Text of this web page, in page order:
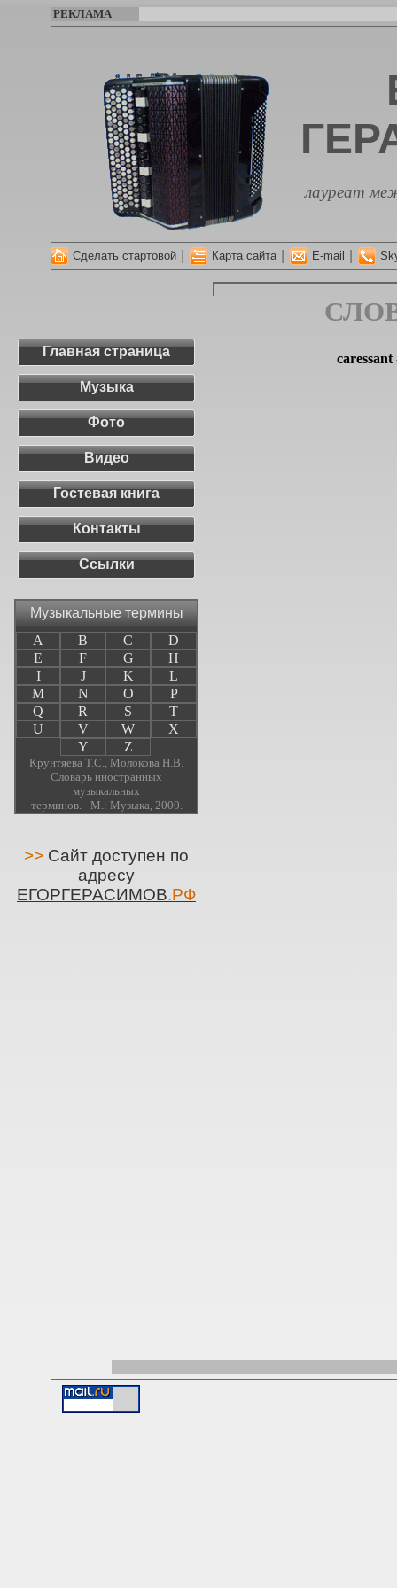
РЕКЛАМА
лауреат
Сделать стартовой Карта сайта E-mail
Главная страница
Музыка
Фото
Видео
Гостевая книга
Контакты
Ссылки
Музыкальные термины
A
B C
D
E
F G
H
I
J K
L
M
N O
P
Q
R S
T
U
V W
X
Y
Z
Крунтяева Т.С., Молокова Н.В.
Словарь иностранных
музыкальных
терминов. - М.: Музыка, 2000.
>> Сайт доступен по
адресу
ЕГОРГЕРАСИМОВ.РФ
caressant